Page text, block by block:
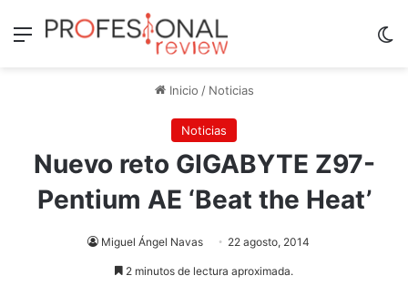
Menú
Inicio / Noticias
Noticias
Nuevo reto GIGABYTE Z97-
Pentium AE ‘Beat the Heat’
Miguel Ángel Navas 22 agosto, 2014
2 minutos de lectura aproximada.